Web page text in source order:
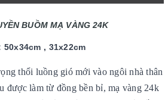
BUỒM MẠ VÀNG 24K
, 31x22cm
thổi luồng gió mới vào ngôi nhà thân
được làm từ đồng bền bỉ, mạ vàng 24k